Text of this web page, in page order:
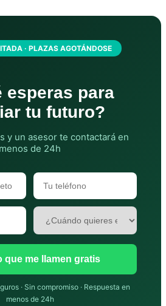
· PLAZAS AGOTÁNDOSE
esperas para
tu futuro?
y un asesor te contactará en
menos de 24h
que me llamen gratis
· Sin compromiso · Respuesta en
menos de 24h